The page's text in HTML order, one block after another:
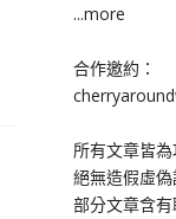
...more
合作邀約：
所有文章皆
絕無造假虛
部分文章含